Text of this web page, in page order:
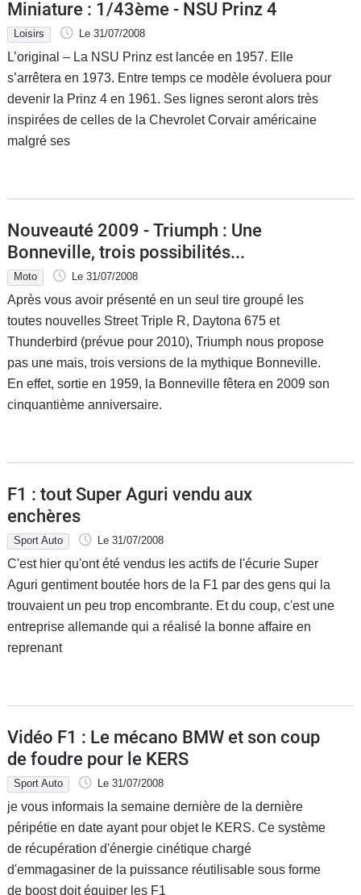
Miniature : 1/43ème - NSU Prinz 4
Loisirs Le 31/07/2008
L’original – La NSU Prinz est lancée en 1957. Elle
s’arrêtera en 1973. Entre temps ce modèle évoluera pour
devenir la Prinz 4 en 1961. Ses lignes seront alors très
inspirées de celles de la Chevrolet Corvair américaine
malgré ses
Nouveauté 2009 - Triumph : Une
Bonneville, trois possibilités...
Moto Le 31/07/2008
Après vous avoir présenté en un seul tire groupé les
toutes nouvelles Street Triple R, Daytona 675 et
Thunderbird (prévue pour 2010), Triumph nous propose
pas une mais, trois versions de la mythique Bonneville.
En effet, sortie en 1959, la Bonneville fêtera en 2009 son
cinquantième anniversaire.
F1 : tout Super Aguri vendu aux
enchères
Sport Auto Le 31/07/2008
C'est hier qu'ont été vendus les actifs de l'écurie Super
Aguri gentiment boutée hors de la F1 par des gens qui la
trouvaient un peu trop encombrante. Et du coup, c'est une
entreprise allemande qui a réalisé la bonne affaire en
reprenant
Vidéo F1 : Le mécano BMW et son coup
de foudre pour le KERS
Sport Auto Le 31/07/2008
je vous informais la semaine dernière de la dernière
péripétie en date ayant pour objet le KERS. Ce système
de récupération d'énergie cinétique chargé
d'emmagasiner de la puissance réutilisable sous forme
de boost doit équiper les F1